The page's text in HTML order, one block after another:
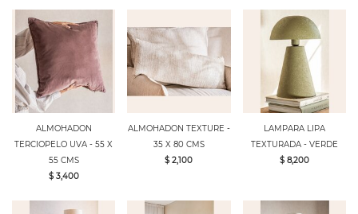
ALMOHADON
TERCIOPELO UVA - 55 X
55 CMS
$ 3,400
ALMOHADON TEXTURE -
35 X 80 CMS
$ 2,100
LAMPARA LIPA
TEXTURADA - VERDE
$ 8,200